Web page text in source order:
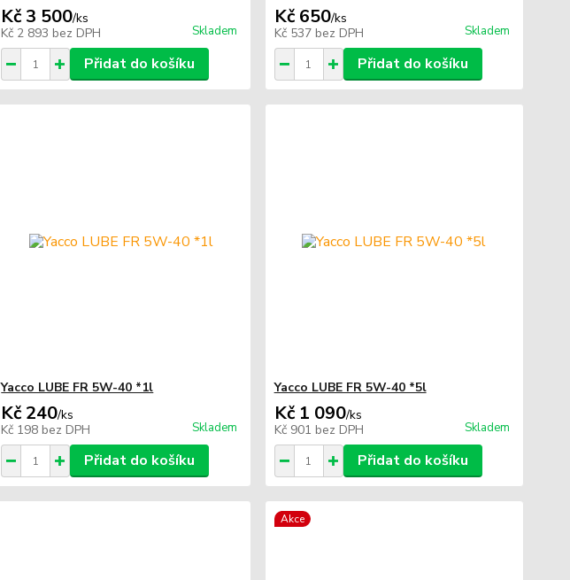
Kč 3 500/ks
Kč 2 893 bez DPH Skladem
Přidat do košíku
Kč 650/ks
Kč 537 bez DPH Skladem
Přidat do košíku
Yacco LUBE FR 5W-40 *1l
Kč 240/ks
Kč 198 bez DPH Skladem
Přidat do košíku
Yacco LUBE FR 5W-40 *5l
Kč 1 090/ks
Kč 901 bez DPH Skladem
Přidat do košíku
Akce